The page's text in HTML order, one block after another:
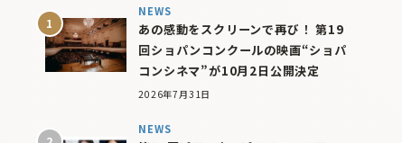
NEWS
あの感動をスクリーンで再び！ 第19
回ショパンコンクールの映画“ショパ
コンシネマ”が10月2日公開決定
2026年7月31日
NEWS